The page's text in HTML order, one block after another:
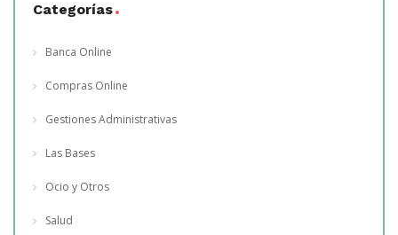
Categorías
Banca Online
Compras Online
Gestiones Administrativas
Las Bases
Ocio y Otros
Salud